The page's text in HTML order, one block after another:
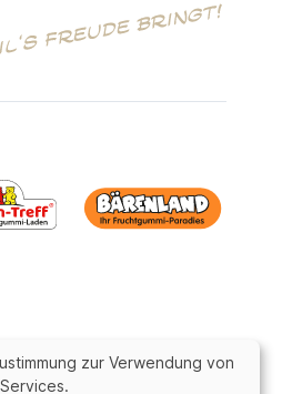
zur Verwendung von